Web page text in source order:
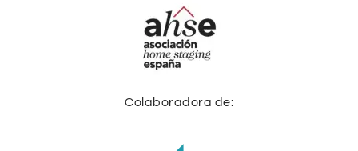
Colaboradora de: